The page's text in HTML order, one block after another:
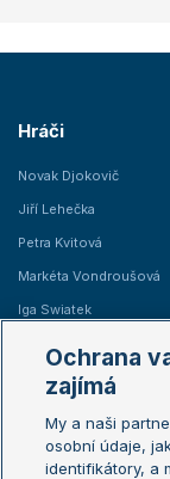
Hráči
Novak Djokovič
Jiří Lehečka
Petra Kvitová
Markéta Vondroušová
Iga Swiatek
Žebříčky
Žebříček ATP (muži)
Žebříček WTA (ženy)
Ochrana
zajímá
My a naši
osobní údaje,
identifikátory, a